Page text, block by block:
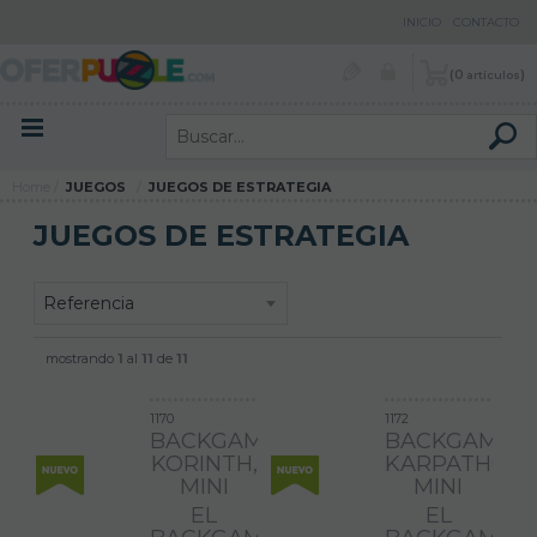
0 artículos
INICIO CONTACTO
Menú contenidos
Menú productos
JUEGOS JUEGOS DE ESTRATEGIA
JUEGOS DE ESTRATEGIA
mostrando 1 al 11 de 11
1170
BACKGAMMON
KORINTH,
MINI
EL
1172
KARPATHOS,
MINI
EL